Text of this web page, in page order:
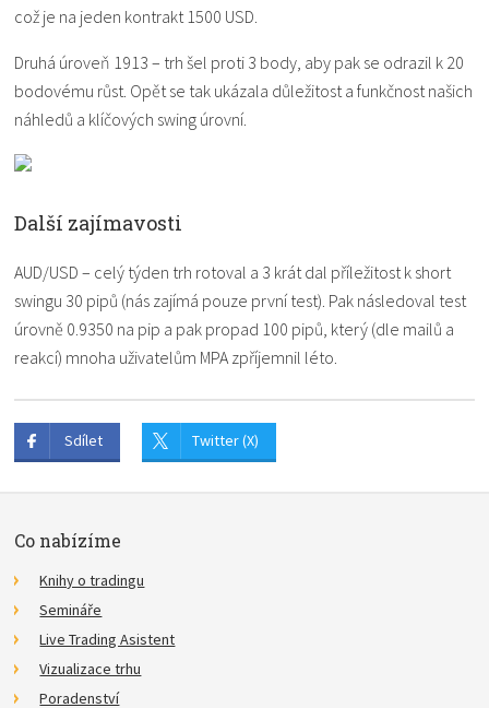
což je na jeden kontrakt 1500 USD.
Druhá úroveň 1913 – trh šel proti 3 body, aby pak se odrazil k 20
bodovému růst. Opět se tak ukázala důležitost a funkčnost našich
náhledů a klíčových swing úrovní.
Další zajímavosti
AUD/USD – celý týden trh rotoval a 3 krát dal příležitost k short
swingu 30 pipů (nás zajímá pouze první test). Pak následoval test
úrovně 0.9350 na pip a pak propad 100 pipů, který (dle mailů a
reakcí) mnoha uživatelům MPA zpříjemnil léto.
Sdílet Twitter (X)
Co nabízíme
Knihy o tradingu
Semináře
Live Trading Asistent
Vizualizace trhu
Poradenství